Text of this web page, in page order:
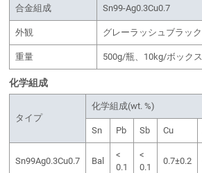
合金組成 Sn99-Ag0.3Cu0.7
外観 グレーラッシュブラック
重量 500g/瓶、10kg/ボックス
化学組成
タイプ
化学組成(wt. %)
Sn Pb Sb Cu
Sn99Ag0.3Cu0.7 Bal
<
0.1
<
0.1
0.7±0.2